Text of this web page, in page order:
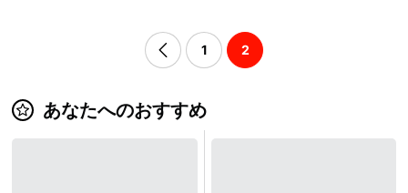
1 2
あなたへのおすすめ